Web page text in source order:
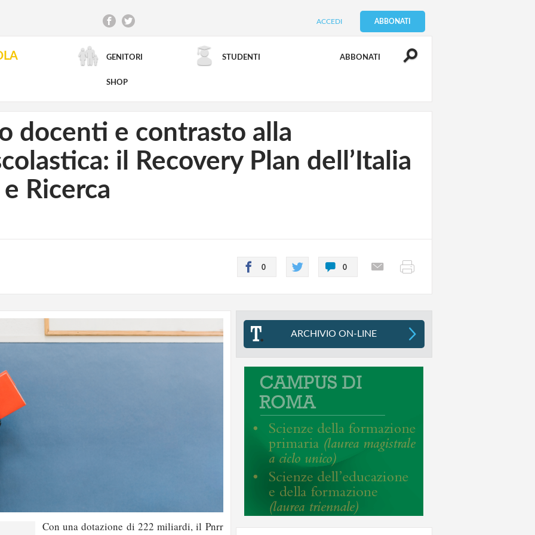
ACCEDI ABBONATI
GENITORI STUDENTI ABBONATI
SHOP
RICERCA AVANZATA
docenti e contrasto alla
il Recovery Plan dell’Italia
Ricerca
0 0
Con una dotazione di 222 miliardi, il Pnrr
ARCHIVIO ON-LINE